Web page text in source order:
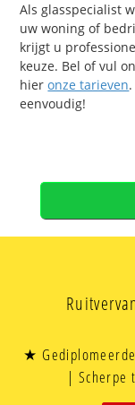
Als glasspecialist
uw woning of
krijgt u
keuze. Bel of vul
hieronze tarieven
eenvoudig!
★
| Scherpe